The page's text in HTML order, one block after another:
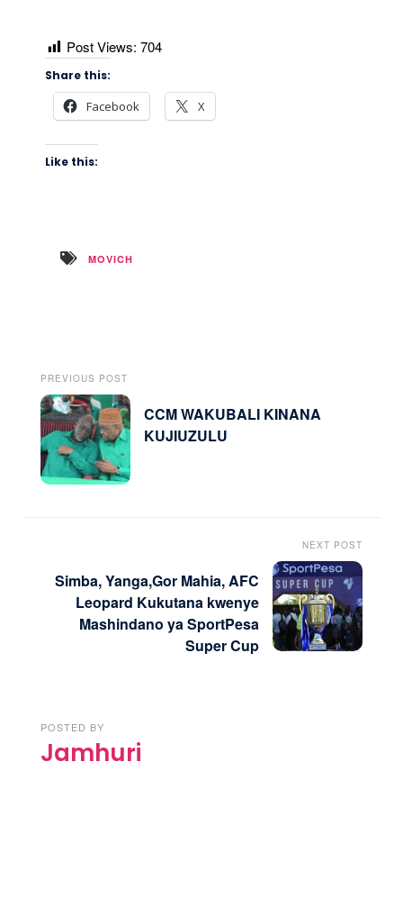
Post Views: 704
Share this:
Facebook X
Like this:
MOVICH
PREVIOUS POST
CCM WAKUBALI KINANA
KUJIUZULU
NEXT POST
Simba, Yanga,Gor Mahia, AFC
Leopard Kukutana kwenye
Mashindano ya SportPesa
Super Cup
POSTED BY
Jamhuri